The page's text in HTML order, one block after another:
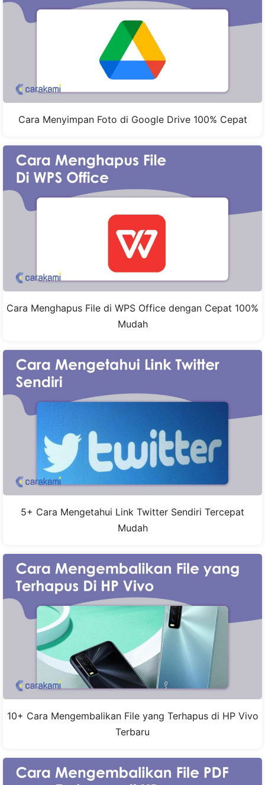
Cara Menyimpan Foto di Google Drive 100% Cepat
Cara Menghapus File di WPS Office dengan Cepat 100%
Mudah
5+ Cara Mengetahui Link Twitter Sendiri Tercepat
Mudah
10+ Cara Mengembalikan File yang Terhapus di HP Vivo
Terbaru